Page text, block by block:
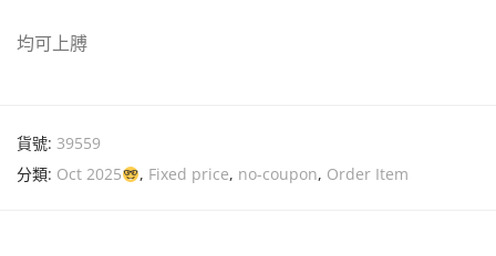
均可上膊
貨號: 39559
分類: Oct 2025 , Fixed price, no-coupon, Order Item